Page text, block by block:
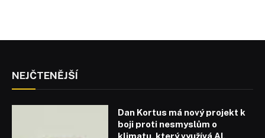
NEJČTENĚJŠÍ
Dan Kortus má nový projekt k
boji proti nesmyslům o
klimatu, který využívá AI,